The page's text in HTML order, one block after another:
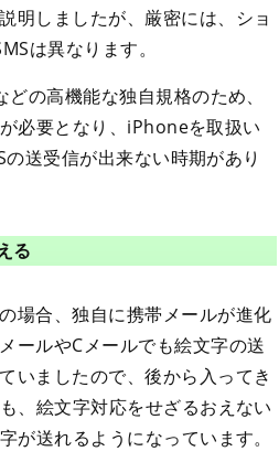
明しましたが、厳密には、ショ
は異なります。
の高機能な独自規格のため、
必要となり、iPhoneを取扱い
送受信が出来ない時期があり
る
場合、独自に携帯メールが進化
ールやCメールでも絵文字の送
いましたので、後から入ってき
、絵文字対応をせざるおえない
が送れるようになっています。